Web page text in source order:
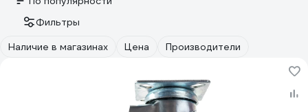
Фильтры
Наличие в магазинах
Цена Производители